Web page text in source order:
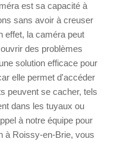
est sa capacité à
sans avoir à creuser
effet, la caméra peut
des problèmes
solution efficace pour
elle permet d'accéder
peuvent se cacher, tels
dans les tuyaux ou
à notre équipe pour
à Roissy-en-Brie, vous